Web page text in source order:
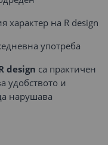
характер на R design
употреба
design са практичен
удобството и
нарушава